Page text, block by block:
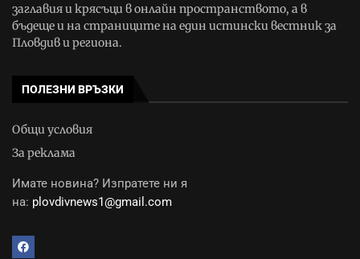
заглавия и крясъци в онлайн пространството, а в
бъдеще и на страниците на един истински вестник за
Пловдив и региона.
ПОЛЕЗНИ ВРЪЗКИ
Общи условия
За реклама
Имате новина? Изпратете ни я
на: plovdivnews1@gmail.com